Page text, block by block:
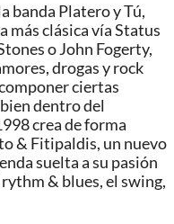
banda Platero y Tú,
más clásica vía Status
o John Fogerty,
drogas y rock
ciertas
dentro del
crea de forma
& Fitipaldis, un nuevo
suelta a su pasión
& blues, el swing,